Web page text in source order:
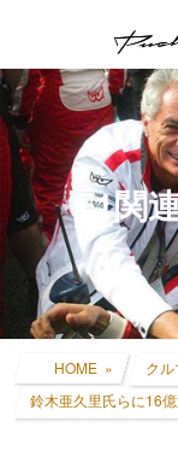
ン
ツ
へ
キ
ッ
ー
シ
ョ
に
移
F1関
HOME ク
鈴木亜久里氏らに16